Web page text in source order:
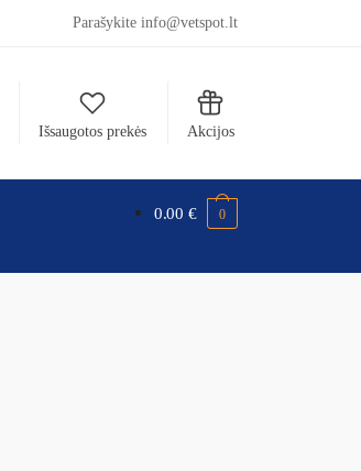
Parašykite info@vetspot.lt
Išsaugotos prekės Akcijos
0.00€ 0